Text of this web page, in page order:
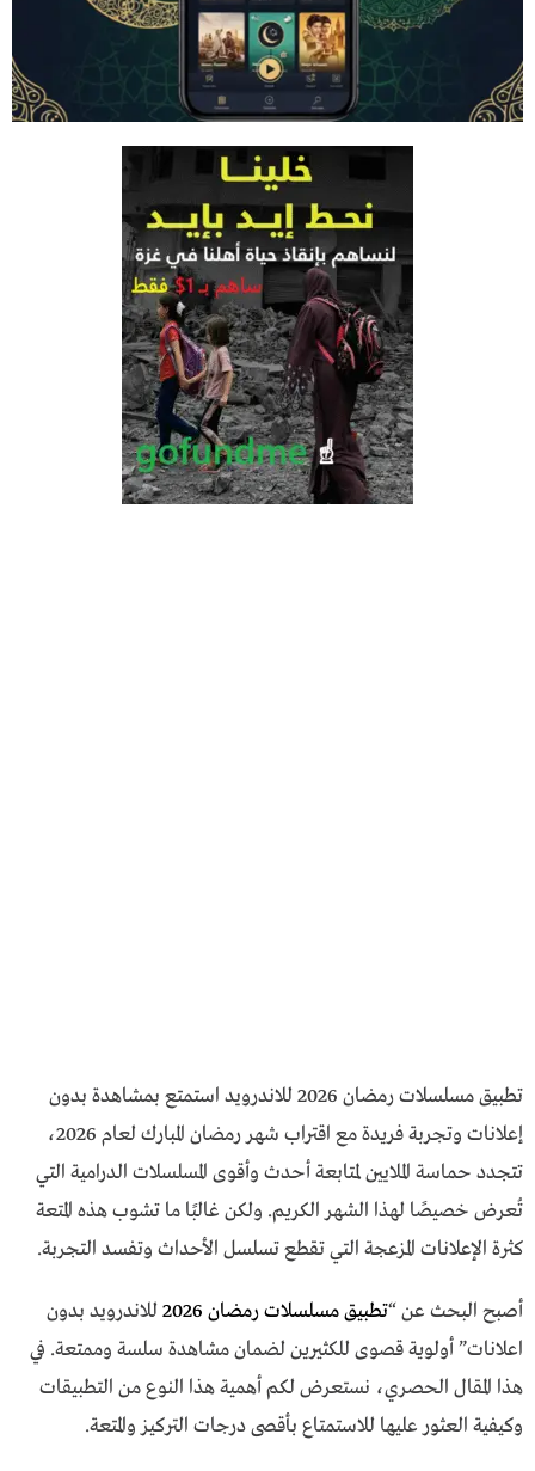
تطبيق مسلسلات رمضان 2026 للاندرويد استمتع بمشاهدة بدون
إعلانات وتجربة فريدة مع اقتراب شهر رمضان المبارك لعام 2026،
تتجدد حماسة الملايين لمتابعة أحدث وأقوى المسلسلات الدرامية التي
تُعرض خصيصًا لهذا الشهر الكريم. ولكن غالبًا ما تشوب هذه المتعة
كثرة الإعلانات المزعجة التي تقطع تسلسل الأحداث وتفسد التجربة.
أصبح البحث عن “تطبيق مسلسلات رمضان 2026
للاندرويد بدون
اعلانات” أولوية قصوى للكثيرين لضمان مشاهدة سلسة وممتعة. في
هذا المقال الحصري، نستعرض لكم أهمية هذا النوع من التطبيقات
وكيفية العثور عليها للاستمتاع بأقصى درجات التركيز والمتعة.